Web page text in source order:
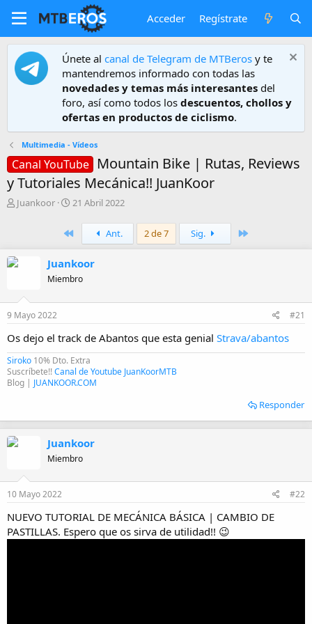
Acceder Regístrate
Únete al canal de Telegram de MTBeros y te
mantendremos informado con todas las
novedades y temas más interesantes del
foro, así como todos los descuentos, chollos y
ofertas en productos de ciclismo.
Multimedia - Vídeos
Canal YouTube
Mountain Bike | Rutas, Reviews
y Tutoriales Mecánica!! JuanKoor
A
Juankoor
F
c
h
d
e
n
i
o
21 Abril 2022
PrimeroAnt. 2 de 7 Sig.
Juankoor
Miembro
9 Mayo 2022 #21
Os dejo el track de Abantos que esta genial Strava/abantos
Siroko 10% Dto. Extra
Suscríbete!!Canal de Youtube JuanKoorMTB
Blog | JUANKOOR.COM
Responder
Juankoor
Miembro
10 Mayo 2022 #22
NUEVO TUTORIAL DE MECÁNICA BÁSICA | CAMBIO DE
PASTILLAS. Espero que os sirva de utilidad!! 😉